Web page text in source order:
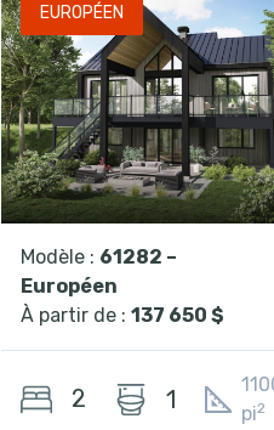
EUROPÉEN
Modèle : 61282 –
Européen
À partir de :137 650 $
2 1
pi2